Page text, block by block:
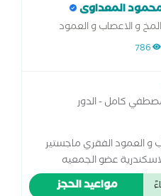
المعداوى
و الاعصاب و العمود
786
مصطفي كامل - الدور
و العمود الفقري ماجستير
عضو الجمعيه
مواعيد الحجز